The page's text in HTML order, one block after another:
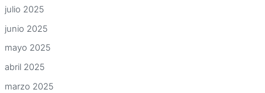
julio 2025
junio 2025
mayo 2025
abril 2025
marzo 2025